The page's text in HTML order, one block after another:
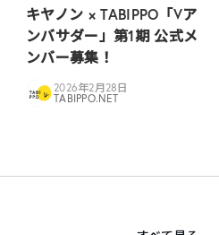
キヤノン × TABIPPO「Vア
ンバサダー」第1期 公式メ
ンバー募集！
2026年2月28日
TABIPPO.NET